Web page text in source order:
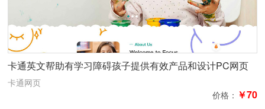
卡通英文帮助有学习障碍孩子提供有效产品和设计PC网页
英文6页
卡通网页
价格： ￥70